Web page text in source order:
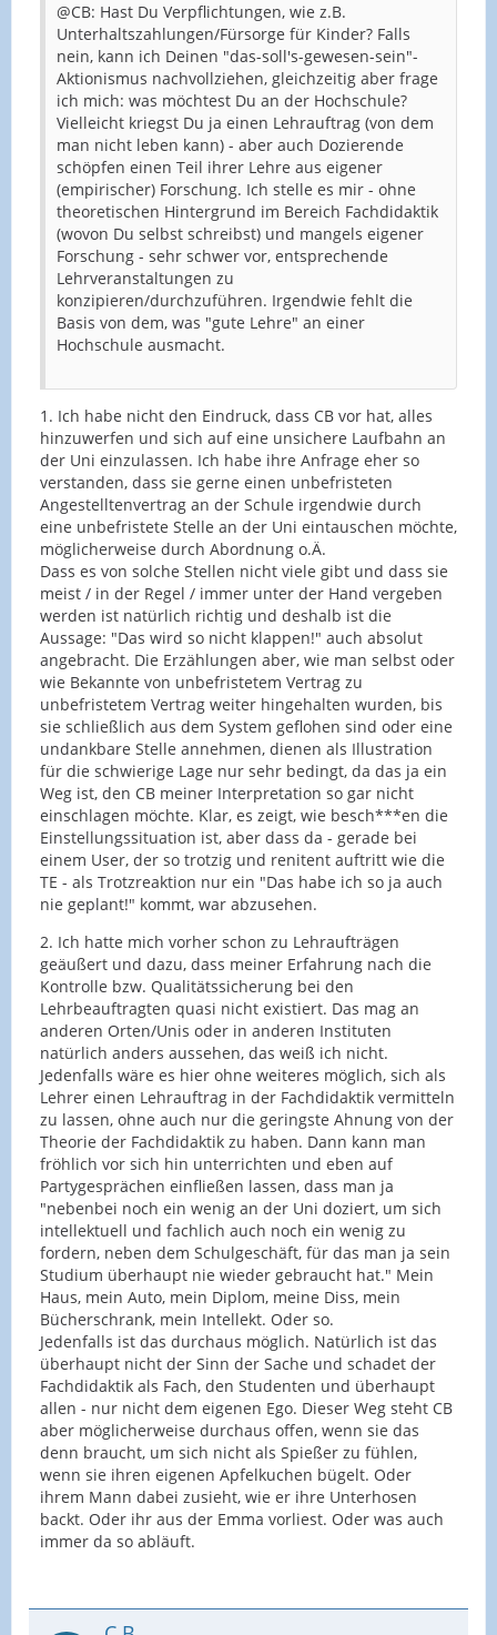
@CB: Hast Du Verpflichtungen, wie z.B.
Unterhaltszahlungen/Fürsorge für Kinder? Falls
nein, kann ich Deinen "das-soll's-gewesen-sein"-
Aktionismus nachvollziehen, gleichzeitig aber frage
ich mich: was möchtest Du an der Hochschule?
Vielleicht kriegst Du ja einen Lehrauftrag (von dem
man nicht leben kann) - aber auch Dozierende
schöpfen einen Teil ihrer Lehre aus eigener
(empirischer) Forschung. Ich stelle es mir - ohne
theoretischen Hintergrund im Bereich Fachdidaktik
(wovon Du selbst schreibst) und mangels eigener
Forschung - sehr schwer vor, entsprechende
Lehrveranstaltungen zu
konzipieren/durchzuführen. Irgendwie fehlt die
Basis von dem, was "gute Lehre" an einer
Hochschule ausmacht.
1. Ich habe nicht den Eindruck, dass CB vor hat, alles
hinzuwerfen und sich auf eine unsichere Laufbahn an
der Uni einzulassen. Ich habe ihre Anfrage eher so
verstanden, dass sie gerne einen unbefristeten
Angestelltenvertrag an der Schule irgendwie durch
eine unbefristete Stelle an der Uni eintauschen möchte,
möglicherweise durch Abordnung o.Ä.
Dass es von solche Stellen nicht viele gibt und dass sie
meist / in der Regel / immer unter der Hand vergeben
werden ist natürlich richtig und deshalb ist die
Aussage: "Das wird so nicht klappen!" auch absolut
angebracht. Die Erzählungen aber, wie man selbst oder
wie Bekannte von unbefristetem Vertrag zu
unbefristetem Vertrag weiter hingehalten wurden, bis
sie schließlich aus dem System geflohen sind oder eine
undankbare Stelle annehmen, dienen als Illustration
für die schwierige Lage nur sehr bedingt, da das ja ein
Weg ist, den CB meiner Interpretation so gar nicht
einschlagen möchte. Klar, es zeigt, wie besch***en die
Einstellungssituation ist, aber dass da - gerade bei
einem User, der so trotzig und renitent auftritt wie die
TE - als Trotzreaktion nur ein "Das habe ich so ja auch
nie geplant!" kommt, war abzusehen.
2. Ich hatte mich vorher schon zu Lehraufträgen
geäußert und dazu, dass meiner Erfahrung nach die
Kontrolle bzw. Qualitätssicherung bei den
Lehrbeauftragten quasi nicht existiert. Das mag an
anderen Orten/Unis oder in anderen Instituten
natürlich anders aussehen, das weiß ich nicht.
Jedenfalls wäre es hier ohne weiteres möglich, sich als
Lehrer einen Lehrauftrag in der Fachdidaktik vermitteln
zu lassen, ohne auch nur die geringste Ahnung von der
Theorie der Fachdidaktik zu haben. Dann kann man
fröhlich vor sich hin unterrichten und eben auf
Partygesprächen einfließen lassen, dass man ja
"nebenbei noch ein wenig an der Uni doziert, um sich
intellektuell und fachlich auch noch ein wenig zu
fordern, neben dem Schulgeschäft, für das man ja sein
Studium überhaupt nie wieder gebraucht hat." Mein
Haus, mein Auto, mein Diplom, meine Diss, mein
Bücherschrank, mein Intellekt. Oder so.
Jedenfalls ist das durchaus möglich. Natürlich ist das
überhaupt nicht der Sinn der Sache und schadet der
Fachdidaktik als Fach, den Studenten und überhaupt
allen - nur nicht dem eigenen Ego. Dieser Weg steht CB
aber möglicherweise durchaus offen, wenn sie das
denn braucht, um sich nicht als Spießer zu fühlen,
wenn sie ihren eigenen Apfelkuchen bügelt. Oder
ihrem Mann dabei zusieht, wie er ihre Unterhosen
backt. Oder ihr aus der Emma vorliest. Oder was auch
immer da so abläuft.